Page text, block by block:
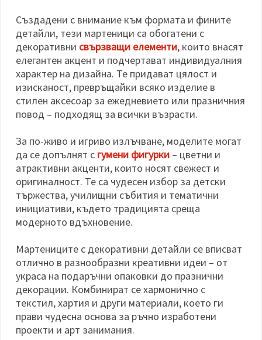
Създадени с внимание към формата и фините
детайли, тези мартеници са обогатени с
декоративни свързващи елементи, които внасят
елегантен акцент и подчертават индивидуалния
характер на дизайна. Те придават цялост и
изисканост, превръщайки всяко изделие в
стилен аксесоар за ежедневието или празничния
повод – подходящ за всички възрасти.
За по-живо и игриво излъчване, моделите могат
да се допълнят с гумени фигурки – цветни и
атрактивни акценти, които носят свежест и
оригиналност. Те са чудесен избор за детски
тържества, училищни събития и тематични
инициативи, където традицията среща
модерното вдъхновение.
Мартениците с декоративни детайли се вписват
отлично в разнообразни креативни идеи – от
украса на подаръчни опаковки до празнични
декорации. Комбинират се хармонично с
текстил, хартия и други материали, което ги
прави чудесна основа за ръчно изработени
проекти и арт занимания.